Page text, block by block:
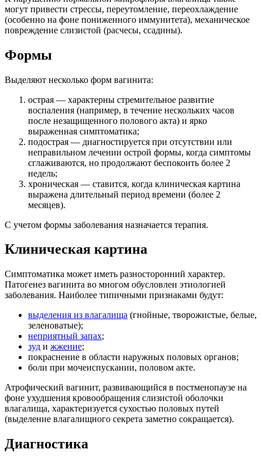
могут привести стрессы, переутомление, переохлаждение
(особенно на фоне пониженного иммунитета), механическое
повреждение слизистой (расчесы, ссадины).
Формы
Выделяют несколько форм вагинита:
острая — характерны стремительное развитие
воспаления (например, в течение нескольких часов
после незащищенного полового акта) и ярко
выраженная симптоматика;
подострая — диагностируется при отсутствии или
неправильном лечении острой формы, когда симптомы
сглаживаются, но продолжают беспокоить более 2
недель;
хроническая — ставится, когда клиническая картина
выражена длительный период времени (более 2
месяцев).
С учетом формы заболевания назначается терапия.
Клиническая картина
Симптоматика может иметь разносторонний характер.
Патогенез вагинита во многом обусловлен этиологией
заболевания. Наиболее типичными признаками будут:
выделения из влагалища (гнойные, творожистые, белые,
зеленоватые);
неприятный запах;
зуд и жжение;
покраснение в области наружных половых органов;
боли при мочеиспускании, половом акте.
Атрофический вагинит, развивающийся в постменопаузе на
фоне ухудшения кровообращения слизистой оболочки
влагалища, характеризуется сухостью половых путей
(выделение влагалищного секрета заметно сокращается).
Диагностика